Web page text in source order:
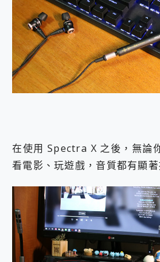
在使用 Spectra X 之後，無論
看電影、玩遊戲，音質都有顯著